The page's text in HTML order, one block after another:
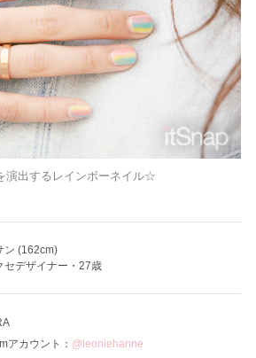
演出するレインボーネイル☆
ン (162cm)
セデザイナー・27歳
アカウント： @leoniehanne